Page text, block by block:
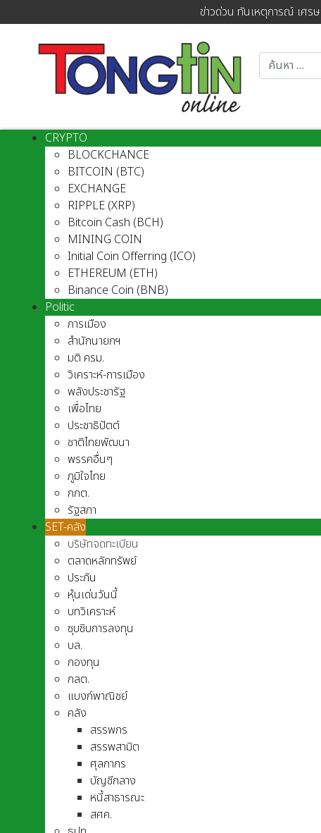
ข่าวด่วน ทันเหตุการณ์ เศร
CRYPTO
BLOCKCHANCE
BITCOIN (BTC)
EXCHANGE
RIPPLE (XRP)
Bitcoin Cash (BCH)
MINING COIN
Initial Coin Offerring (ICO)
ETHEREUM (ETH)
Binance Coin (BNB)
Politic
การเมือง
สำนักนายกฯ
มติ ครม.
วิเคราะห์-การเมือง
พลังประชารัฐ
เพื่อไทย
ประชาธิปัตต์
ชาติไทยพัฒนา
พรรคอื่นๆ
ภูมิใจไทย
กกต.
รัฐสภา
SET-คลัง
บริษัทจดทะเบียน
ตลาดหลักทรัพย์
ประกัน
หุ้นเด่นวันนี้
บทวิเคราะห์
ซุบซิบการลงทุน
บล.
กองทุน
กลต.
แบงก์พาณิชย์
คลัง
สรรพกร
สรรพสามิต
ศุลกากร
บัญชีกลาง
หนี้สาธารณะ
สศค.